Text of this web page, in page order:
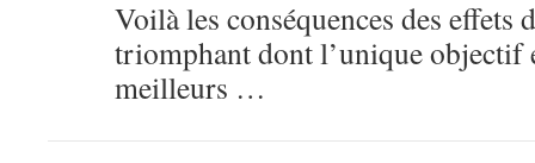
Voilà les conséquences des effets
triomphant dont l’unique objectif
meilleurs …